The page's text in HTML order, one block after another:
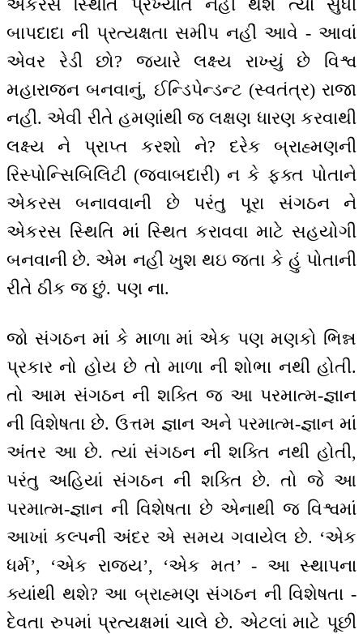
એકરસ સ્થિતિ પ્રખ્યાત નહીં થશે ત્યાં સુધી
બાપદાદા ની પ્રત્યક્ષતા સમીપ નહીં આવે - આવાં
એવર રેડી છો? જયારે લક્ષ્ય રાખ્યું છે વિશ્વ
મહારાજન બનવાનું, ઈન્ડિપેન્ડન્ટ (સ્વતંત્ર) રાજા
નહીં. એવી રીતે હમણાંથી જ લક્ષણ ધારણ કરવાથી
લક્ષ્ય ને પ્રાપ્ત કરશો ને? દરેક બ્રાહ્મણની
રિસ્પોન્સિબિલિટી (જવાબદારી) ન કે ફક્ત પોતાને
એકરસ બનાવવાની છે પરંતુ પૂરા સંગઠન ને
એકરસ સ્થિતિ માં સ્થિત કરાવવા માટે સહયોગી
બનવાની છે. એમ નહીં ખુશ થઇ જતા કે હું પોતાની
રીતે ઠીક જ છું. પણ ના.
જો સંગઠન માં કે માળા માં એક પણ મણકો ભિન્ન
પ્રકાર નો હોય છે તો માળા ની શોભા નથી હોતી.
તો આમ સંગઠન ની શક્તિ જ આ પરમાત્મ-જ્ઞાન
ની વિશેષતા છે. ઉત્તમ જ્ઞાન અને પરમાત્મ-જ્ઞાન માં
અંતર આ છે. ત્યાં સંગઠન ની શક્તિ નથી હોતી,
પરંતુ અહિયાં સંગઠન ની શક્તિ છે. તો જે આ
પરમાત્મ-જ્ઞાન ની વિશેષતા છે એનાથી જ વિશ્વમાં
આખાં કલ્પની અંદર એ સમય ગવાયેલ છે. ‘એક
ધર્મ’, ‘એક રાજ્ય’, ‘એક મત’ - આ સ્થાપના
ક્યાંથી થશે? આ બ્રાહ્મણ સંગઠન ની વિશેષતા -
દેવતા રુપમાં પ્રત્યક્ષમાં ચાલે છે. એટલાં માટે પૂછી